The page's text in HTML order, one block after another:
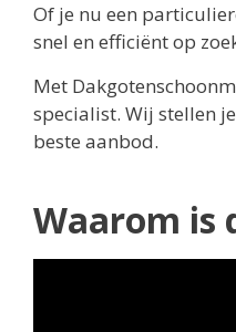
Of je nu een
snel en efficiënt op
Met
specialist. Wij stellen
beste aanbod.
Waarom is